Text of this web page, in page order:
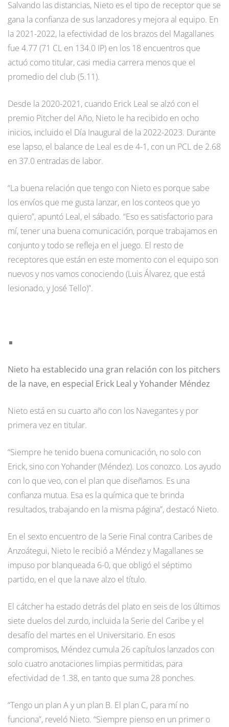
Salvando las distancias, Nieto es el tipo de receptor que se
gana la confianza de sus lanzadores y mejora al equipo. En
la 2021-2022, la efectividad de los brazos del Magallanes
fue 4.77 (71 CL en 134.0 IP) en los 18 encuentros que
actuó como titular, casi media carrera menos que el
promedio del club (5.11).
Desde la 2020-2021, cuando Erick Leal se alzó con el
premio Pitcher del Año, Nieto le ha recibido en ocho
inicios, incluido el Día Inaugural de la 2022-2023. Durante
ese lapso, el balance de Leal es de 4-1, con un PCL de 2.68
en 37.0 entradas de labor.
“La buena relación que tengo con Nieto es porque sabe
los envíos que me gusta lanzar, en los conteos que yo
quiero”, apuntó Leal, el sábado. “Eso es satisfactorio para
mí, tener una buena comunicación, porque trabajamos en
conjunto y todo se refleja en el juego. El resto de
receptores que están en este momento con el equipo son
nuevos y nos vamos conociendo (Luis Álvarez, que está
lesionado, y José Tello)”.
Nieto ha establecido una gran relación con los pitchers
de la nave, en especial Erick Leal y Yohander Méndez
Nieto está en su cuarto año con los Navegantes y por
primera vez en titular.
“Siempre he tenido buena comunicación, no solo con
Erick, sino con Yohander (Méndez). Los conozco. Los ayudo
con lo que veo, con el plan que diseñamos. Es una
confianza mutua. Esa es la química que te brinda
resultados, trabajando en la misma página”, destacó Nieto.
En el sexto encuentro de la Serie Final contra Caribes de
Anzoátegui, Nieto le recibió a Méndez y Magallanes se
impuso por blanqueada 6-0, que obligó el séptimo
partido, en el que la nave alzo el título.
El cátcher ha estado detrás del plato en seis de los últimos
siete duelos del zurdo, incluida la Serie del Caribe y el
desafío del martes en el Universitario. En esos
compromisos, Méndez cumula 26 capítulos lanzados con
solo cuatro anotaciones limpias permitidas, para
efectividad de 1.38, en tanto que suma 28 ponches.
“Tengo un plan A y un plan B. El plan C, para mí no
funciona”, reveló Nieto. “Siempre pienso en un primer o